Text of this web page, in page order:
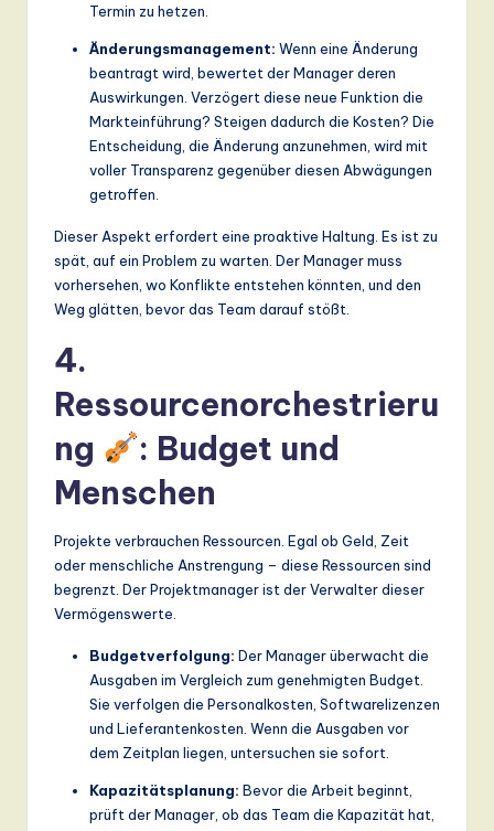
Termin zu hetzen.
Änderungsmanagement: Wenn eine Änderung
beantragt wird, bewertet der Manager deren
Auswirkungen. Verzögert diese neue Funktion die
Markteinführung? Steigen dadurch die Kosten? Die
Entscheidung, die Änderung anzunehmen, wird mit
voller Transparenz gegenüber diesen Abwägungen
getroffen.
Dieser Aspekt erfordert eine proaktive Haltung. Es ist zu
spät, auf ein Problem zu warten. Der Manager muss
vorhersehen, wo Konflikte entstehen könnten, und den
Weg glätten, bevor das Team darauf stößt.
4.
Ressourcenorchestrieru
ng
: Budget und
Menschen
Projekte verbrauchen Ressourcen. Egal ob Geld, Zeit
oder menschliche Anstrengung – diese Ressourcen sind
begrenzt. Der Projektmanager ist der Verwalter dieser
Vermögenswerte.
Budgetverfolgung: Der Manager überwacht die
Ausgaben im Vergleich zum genehmigten Budget.
Sie verfolgen die Personalkosten, Softwarelizenzen
und Lieferantenkosten. Wenn die Ausgaben vor
dem Zeitplan liegen, untersuchen sie sofort.
Kapazitätsplanung: Bevor die Arbeit beginnt,
prüft der Manager, ob das Team die Kapazität hat,